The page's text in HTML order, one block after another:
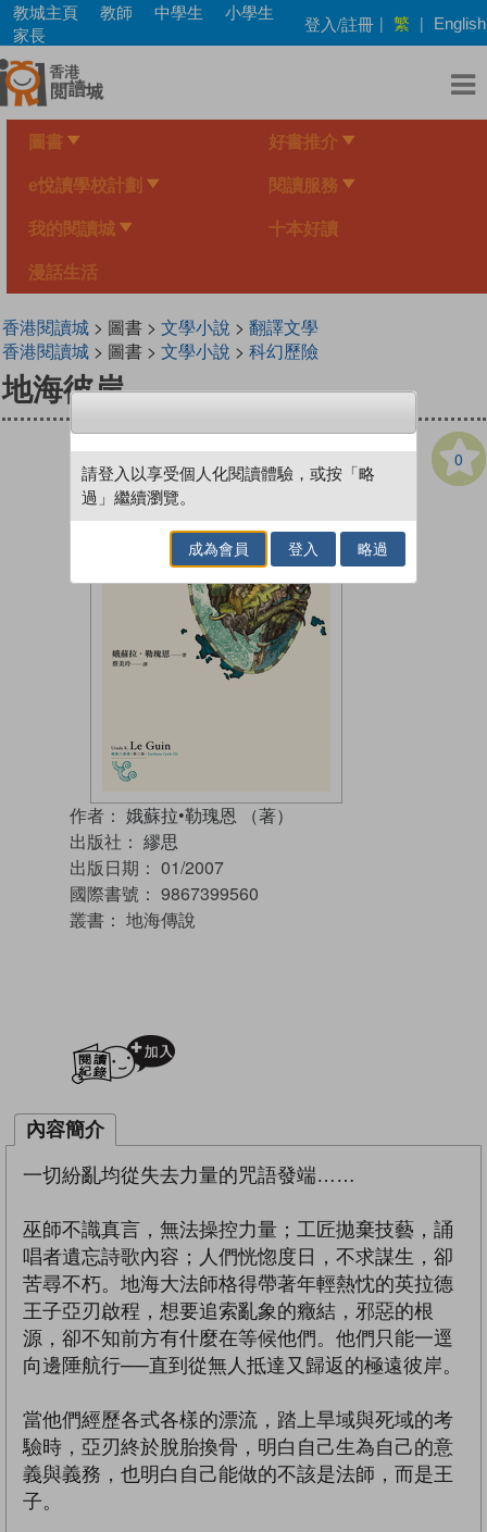
Skip
main
content
教城主頁 教師 中學生
小學生
家長
登入/註冊 | 繁 | English
圖書 好書推介
e悅讀學校計劃 閱讀服務
我的閱讀城 十本好讀
漫話生活
香港閱讀城> 圖書 > 文學小說 > 翻譯文學
香港閱讀城> 圖書 > 文學小說 > 科幻歷險
地海彼岸
0
作者： 娥蘇拉•勒瑰恩 （著）
出版社： 繆思
出版日期： 01/2007
國際書號： 9867399560
叢書： 地海傳說
內容簡介
一切紛亂均從失去力量的咒語發端……
巫師不識真言，無法操控力量；工匠拋棄技藝，誦
唱者遺忘詩歌內容；人們恍惚度日，不求謀生，卻
苦尋不朽。地海大法師格得帶著年輕熱忱的英拉德
王子亞刃啟程，想要追索亂象的癥結，邪惡的根
源，卻不知前方有什麼在等候他們。他們只能一逕
向邊陲航行──直到從無人抵達又歸返的極遠彼岸。
當他們經歷各式各樣的漂流，踏上旱域與死域的考
驗時，亞刃終於脫胎換骨，明白自己生為自己的意
義與義務，也明白自己能做的不該是法師，而是王
子。
請登入以享受個人化閱讀體驗，或按「略
過」繼續瀏覽。
成為會員 登入 略過